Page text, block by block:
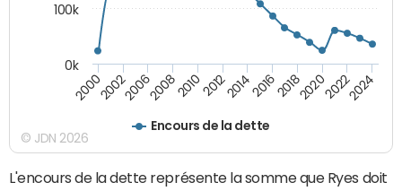
Encours de la dette
200020022006200820102012201420162018202020222024
0k
100k
© JDN 2026
L'encours de la dette représente la somme que Ryes doit